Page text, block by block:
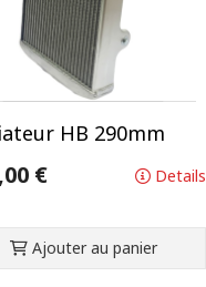
HB 290mm
€ Details
Ajouter au panier